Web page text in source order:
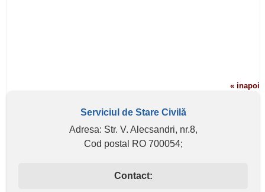
« inapoi
Serviciul de Stare Civilă
Adresa: Str. V. Alecsandri, nr.8,
Cod postal RO 700054;
Contact: